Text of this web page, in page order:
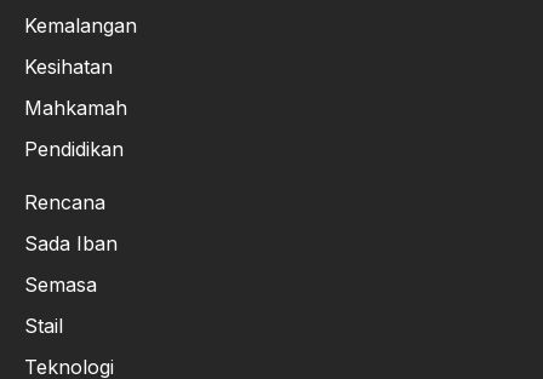
Kemalangan
Kesihatan
Mahkamah
Pendidikan
Rencana
Sada Iban
Semasa
Stail
Teknologi